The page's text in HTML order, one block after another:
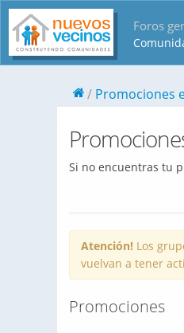
Foros
Promociones
Si no encuentras tu
Atención! Los
vuelvan a tener
Promociones